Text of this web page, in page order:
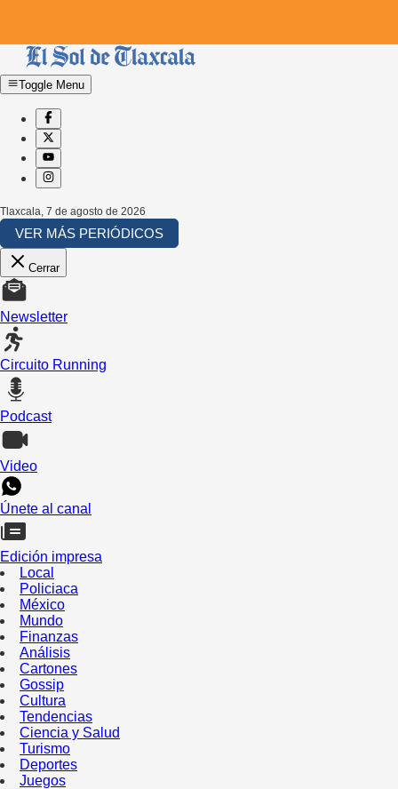
Toggle Menu
Tlaxcala 7 de agosto de 2026
VER MÁS PERIÓDICOS
Cerrar
Newsletter
Circuito Running
Podcast
Video
Únete al canal
Edición impresa
Local
Policiaca
México
Mundo
Finanzas
Análisis
Cartones
Gossip
Cultura
Tendencias
Ciencia y Salud
Turismo
Deportes
Juegos